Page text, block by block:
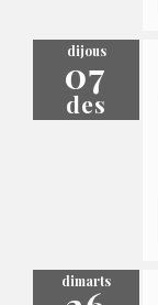
dijous
07
des
dimarts